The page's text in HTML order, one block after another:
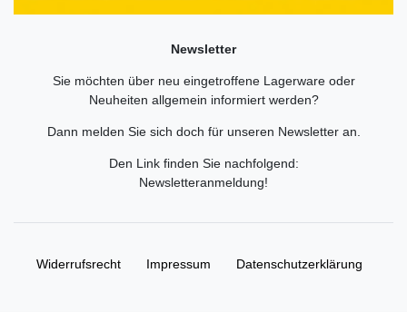
Newsletter
Sie möchten über neu eingetroffene Lagerware oder
Neuheiten allgemein informiert werden?
Dann melden Sie sich doch für unseren Newsletter an.
Den Link finden Sie nachfolgend:
Newsletteranmeldung!
Widerrufs­recht Impressum Daten­schutz­erklärung